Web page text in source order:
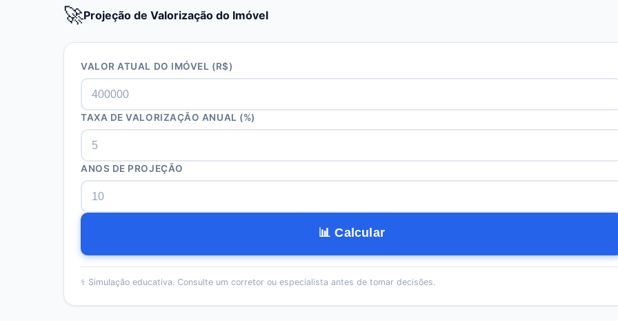
🚀Projeção de Valorização do Imóvel
VALOR ATUAL DO IMÓVEL (R$)
TAXA DE VALORIZAÇÃO ANUAL (%)
ANOS DE PROJEÇÃO
📊 Calcular
⚕️ Simulação educativa. Consulte um corretor ou especialista antes de tomar decisões.